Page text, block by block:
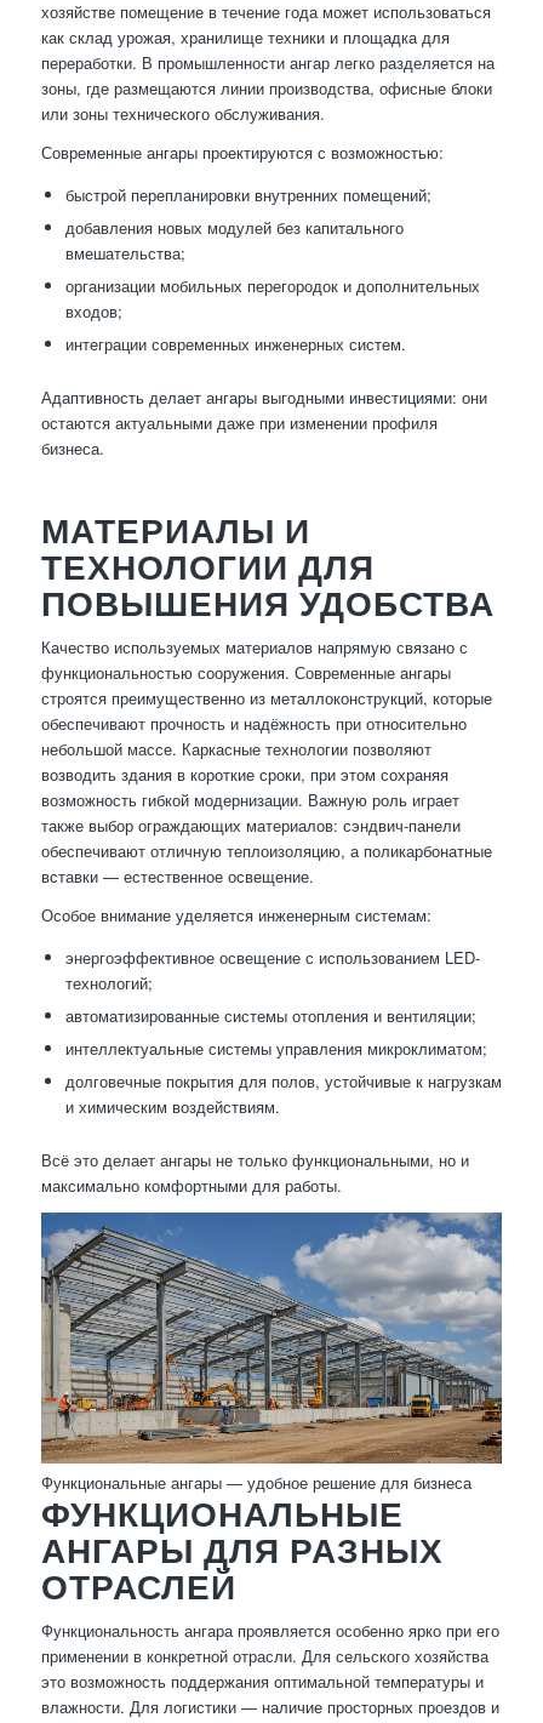
хозяйстве помещение в течение года может использоваться
как склад урожая, хранилище техники и площадка для
переработки. В промышленности ангар легко разделяется на
зоны, где размещаются линии производства, офисные блоки
или зоны технического обслуживания.
Современные ангары проектируются с возможностью:
быстрой перепланировки внутренних помещений;
добавления новых модулей без капитального
вмешательства;
организации мобильных перегородок и дополнительных
входов;
интеграции современных инженерных систем.
Адаптивность делает ангары выгодными инвестициями: они
остаются актуальными даже при изменении профиля
бизнеса.
МАТЕРИАЛЫ И
ТЕХНОЛОГИИ ДЛЯ
ПОВЫШЕНИЯ УДОБСТВА
Качество используемых материалов напрямую связано с
функциональностью сооружения. Современные ангары
строятся преимущественно из металлоконструкций, которые
обеспечивают прочность и надёжность при относительно
небольшой массе. Каркасные технологии позволяют
возводить здания в короткие сроки, при этом сохраняя
возможность гибкой модернизации. Важную роль играет
также выбор ограждающих материалов: сэндвич-панели
обеспечивают отличную теплоизоляцию, а поликарбонатные
вставки — естественное освещение.
Особое внимание уделяется инженерным системам:
энергоэффективное освещение с использованием LED-
технологий;
автоматизированные системы отопления и вентиляции;
интеллектуальные системы управления микроклиматом;
долговечные покрытия для полов, устойчивые к нагрузкам
и химическим воздействиям.
Всё это делает ангары не только функциональными, но и
максимально комфортными для работы.
Функциональные ангары — удобное решение для бизнеса
ФУНКЦИОНАЛЬНЫЕ
АНГАРЫ ДЛЯ РАЗНЫХ
ОТРАСЛЕЙ
Функциональность ангара проявляется особенно ярко при его
применении в конкретной отрасли. Для сельского хозяйства
это возможность поддержания оптимальной температуры и
влажности. Для логистики — наличие просторных проездов и